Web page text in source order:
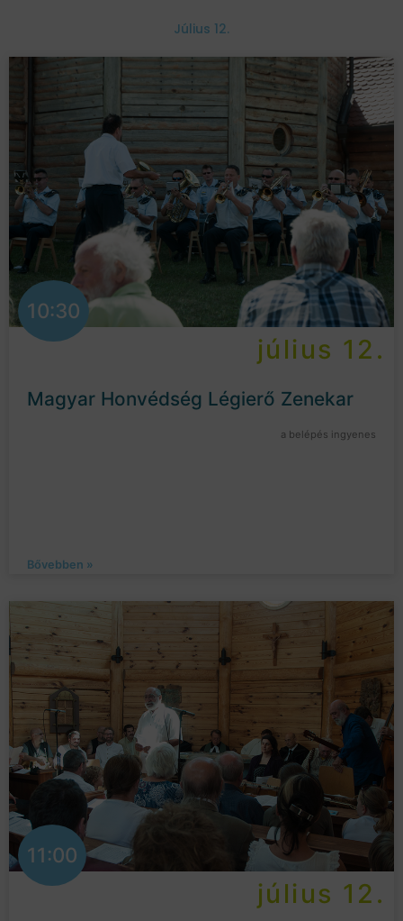
Július 12.
10:30
július 12.
Magyar Honvédség Légierő Zenekar
a belépés ingyenes
Bővebben »
11:00
július 12.